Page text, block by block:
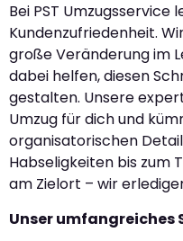
Bei PST
Kundenzufriedenheit.
große Veränderung im
dabei helfen, diesen
gestalten. Unsere
Umzug für dich und
organisatorischen
Habseligkeiten bis zum
am Zielort – wir
Unser umfangreiches